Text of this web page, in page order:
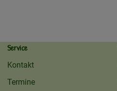
Service
Kontakt
Termine